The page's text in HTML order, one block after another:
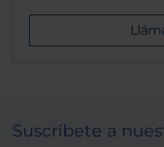
Suscríbete a